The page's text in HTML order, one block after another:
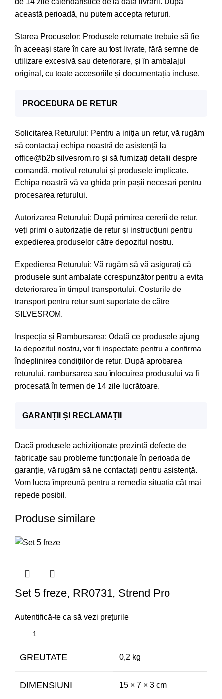
această perioadă, nu putem accepta retururi.
Starea Produselor: Produsele returnate trebuie să fie
în aceeași stare în care au fost livrate, fără semne de
utilizare excesivă sau deteriorare, și în ambalajul
original, cu toate accesoriile și documentația incluse.
PROCEDURA DE RETUR
Solicitarea Returului: Pentru a iniția un retur, vă rugăm
să contactați echipa noastră de asistență la
office@b2b.silvesrom.ro și să furnizați detalii despre
comandă, motivul returului și produsele implicate.
Echipa noastră vă va ghida prin pașii necesari pentru
procesarea returului.
Autorizarea Returului: După primirea cererii de retur,
veți primi o autorizație de retur și instrucțiuni pentru
expedierea produselor către depozitul nostru.
Expedierea Returului: Vă rugăm să vă asigurați că
produsele sunt ambalate corespunzător pentru a evita
deteriorarea în timpul transportului. Costurile de
transport pentru retur sunt suportate de către
SILVESROM.
Inspecția și Rambursarea: Odată ce produsele ajung
la depozitul nostru, vor fi inspectate pentru a confirma
îndeplinirea condițiilor de retur. După aprobarea
returului, rambursarea sau înlocuirea produsului va fi
procesată în termen de 14 zile lucrătoare.
GARANȚII ȘI RECLAMAȚII
Dacă produsele achiziționate prezintă defecte de
fabricație sau probleme funcționale în perioada de
garanție, vă rugăm să ne contactați pentru asistență.
Vom lucra împreună pentru a remedia situația cât mai
repede posibil.
Produse similare
Set 5 freze, RR0731, Strend Pro
Autentifică-te ca să vezi prețurile
GREUTATE 0,2 kg
DIMENSIUNI 15 × 7 × 3 cm